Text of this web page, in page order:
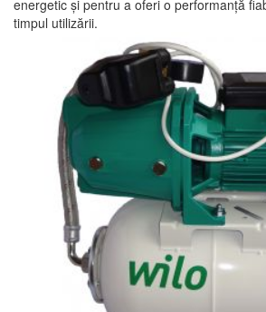
energetic și pentru a oferi o performanță
timpul utilizării.